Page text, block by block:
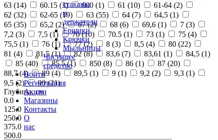
стаканы
и
держатели
Ершики
Крючки
Мыльницы
Чистящее
средство
Войти
Регистрация
Акции
Магазины
Контакты
О
нас
63 (14) 60.15 (3) 600 (1) 61 (10) 61-64 (2)
62 (32) 62-65 (19) 63 (55) 64 (7) 64,5 (1)
65 (35) 65,2 (2) 67 (2) 68 (6) 69,6 (1) 7 (3)
7,2 (3) 7,5 (1) 70 (10) 70.5 (1) 73 (1) 75 (4)
75,5 (1) 76 (1) 77 (2) 8 (3) 8,5 (4) 80 (22)
81 (4) 81,5 (1) 82 (8) 83,6 (7) 83,61 (1) 84,5 (1)
85 (40) 85,5 (1) 850 (8) 86 (1) 87 (20)
88,7 (4) 89 (4) 89,5 (1) 9 (1) 9,2 (2) 9,3 (1)
9,5 (2) 90 (21)
Глубина, см
0.0
125.0
250.0
375.0
500.0